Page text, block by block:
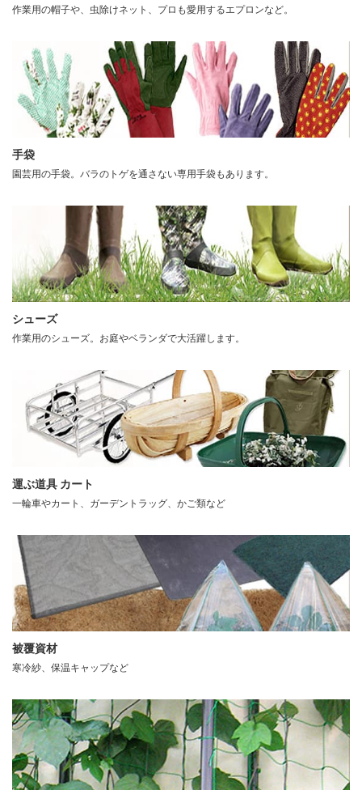
作業用の帽子や、虫除けネット、プロも愛用するエプロンなど。
手袋
園芸用の手袋。バラのトゲを通さない専用手袋もあります。
シューズ
作業用のシューズ。お庭やベランダで大活躍します。
運ぶ道具 カート
一輪車やカート、ガーデントラッグ、かご類など
被覆資材
寒冷紗、保温キャップなど